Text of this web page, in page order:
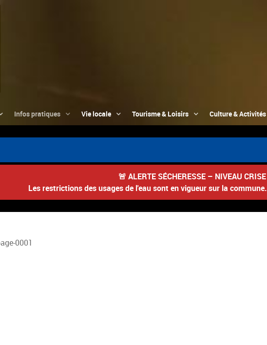
Infos pratiques Vie locale Tourisme & Loisirs Culture & Activités
🚨 ALERTE SÉCHERESSE – NIVEAU CRISE
Les restrictions des usages de l'eau sont en vigueur sur la commune.